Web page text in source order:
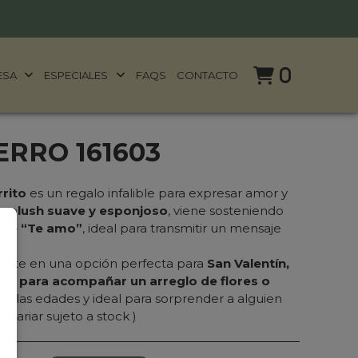
ESPECIALES FAQS CONTACTO 0
161603
es un regalo infalible para expresar amor y
plush suave y esponjoso, viene sosteniendo
“Te amo”, ideal para transmitir un mensaje
en una opción perfecta para San Valentín,
o para acompañar un arreglo de flores o
las edades y ideal para sorprender a alguien
variar sujeto a stock )